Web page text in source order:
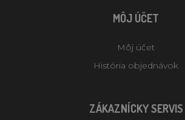
MÔJ ÚČET
Môj účet
História objednávok
ZÁKAZNÍCKY SERVIS